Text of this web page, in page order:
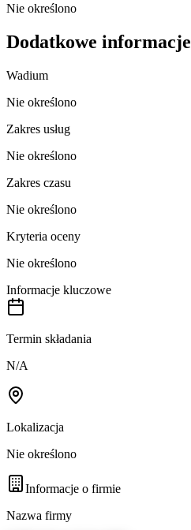
Nie określono
Dodatkowe informacje
Wadium
Nie określono
Zakres usług
Nie określono
Zakres czasu
Nie określono
Kryteria oceny
Nie określono
Informacje kluczowe
Termin składania
N/A
Lokalizacja
Nie określono
Informacje o firmie
Nazwa firmy